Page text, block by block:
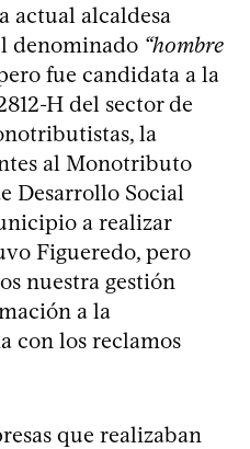
actual alcaldesa
denominado “hombre
fue candidata a la
H del sector de
la
al Monotributo
Desarrollo Social
a realizar
Figueredo, pero
nuestra gestión
a la
con los reclamos
que realizaban